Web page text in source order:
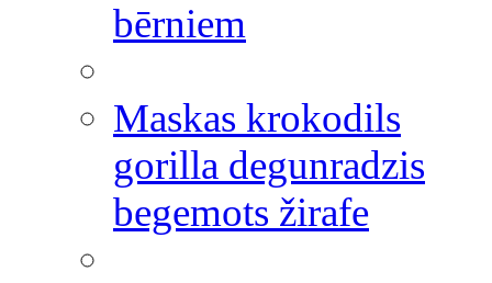
bērniem
Maskas krokodils
gorilla degunradzis
begemots žirafe